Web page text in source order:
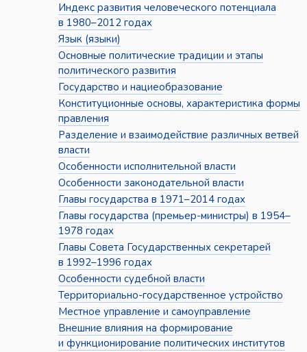
Индекс развития человеческого потенциала
в 1980–2012 годах
Язык (языки)
Основные политические традиции и этапы
политического развития
Государство и нациеобразование
Конституционные основы, характеристика формы
правления
Разделение и взаимодействие различных ветвей
власти
Особенности исполнительной власти
Особенности законодательной власти
Главы государства в 1971–2014 годах
Главы государства (премьер-министры) в 1954–
1978 годах
Главы Совета Государственных секретарей
в 1992–1996 годах
Особенности судебной власти
Территориально-государственное устройство
Местное управление и самоуправление
Внешние влияния на формирование
и функционирование политических институтов